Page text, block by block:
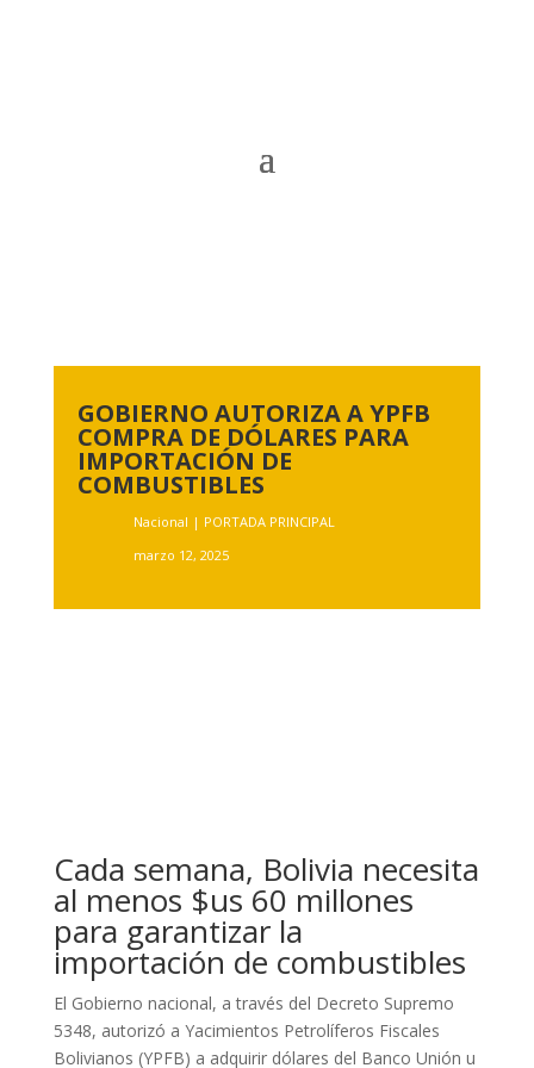
GOBIERNO AUTORIZA A YPFB
COMPRA DE DÓLARES PARA
IMPORTACIÓN DE
COMBUSTIBLES
Nacional | PORTADA PRINCIPAL
marzo 12, 2025
Cada semana, Bolivia necesita
al menos $us 60 millones
para garantizar la
importación de combustibles
El Gobierno nacional, a través del Decreto Supremo
5348, autorizó a Yacimientos Petrolíferos Fiscales
Bolivianos (YPFB) a adquirir dólares del Banco Unión u